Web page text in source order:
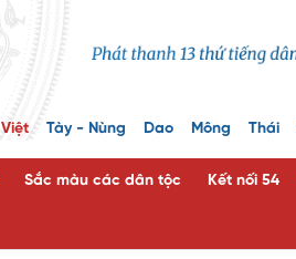
Việt Tày - Nùng Dao Mông Thái
Sắc màu các dân tộc Kết nối 54